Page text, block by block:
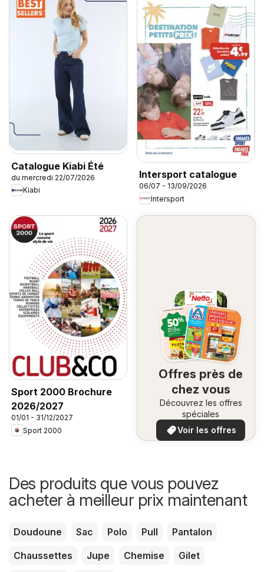
Catalogue Kiabi Été
du mercredi 22/07/2026
Kiabi
Intersport catalogue
06/07 - 13/09/2026
Intersport
Sport 2000 Brochure
2026/2027
01/01 - 31/12/2027
Sport 2000
Offres près de
chez vous
Découvrez les offres
spéciales
Voir les offres
Des produits que vous pouvez
acheter à meilleur prix maintenant
Doudoune Sac Polo Pull
Pantalon
Chaussettes
Jupe Chemise
Gilet